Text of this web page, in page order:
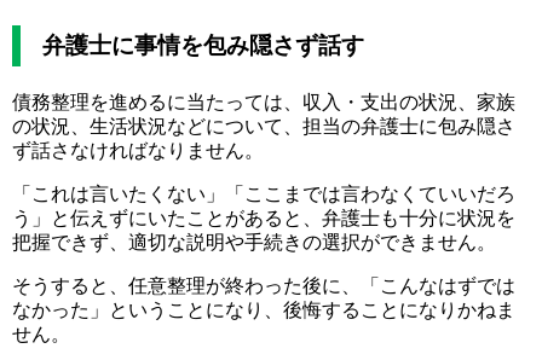
弁護士に事情を包み隠さず話す
債務整理を進めるに当たっては、収入・支出の状況、家族
の状況、生活状況などについて、担当の弁護士に包み隠さ
ず話さなければなりません。
「これは言いたくない」「ここまでは言わなくていいだろ
う」と伝えずにいたことがあると、弁護士も十分に状況を
把握できず、適切な説明や手続きの選択ができません。
そうすると、任意整理が終わった後に、「こんなはずでは
なかった」ということになり、後悔することになりかねま
せん。